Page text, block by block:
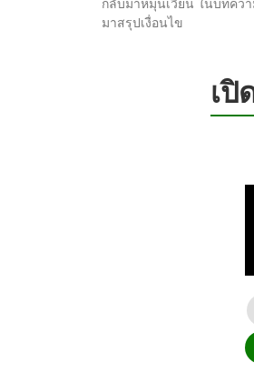
กลับมาหมุนเวียน ในบทคว
มาสรุปเงื่อนไข
เ